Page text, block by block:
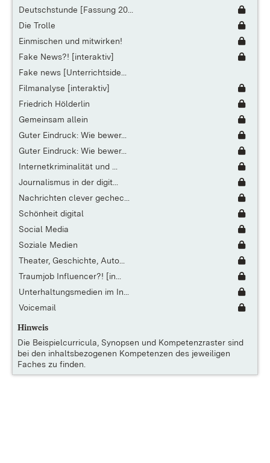
Deutschstunde [Fassung 20...
Die Trolle
Einmischen und mitwirken!
Fake News?! [interaktiv]
Fake news [Unterrichtside...
Filmanalyse [interaktiv]
Friedrich Hölderlin
Gemeinsam allein
Guter Eindruck: Wie bewer...
Guter Eindruck: Wie bewer...
Internetkriminalität und ...
Journalismus in der digit...
Nachrichten clever gechec...
Schönheit digital
Social Media
Soziale Medien
Theater, Geschichte, Auto...
Traumjob Influencer?! [in...
Unterhaltungsmedien im In...
Voicemail
Hinweis
Die Beispielcurricula, Synopsen und Kompetenzraster sind
bei den inhaltsbezogenen Kompetenzen des jeweiligen
Faches zu finden.